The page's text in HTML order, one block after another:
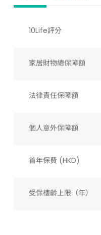
10Life評分
家居財物總保障額
法律責任保障額
個人意外保障額
首年保費 (HKD)
受保樓齡上限（年）​